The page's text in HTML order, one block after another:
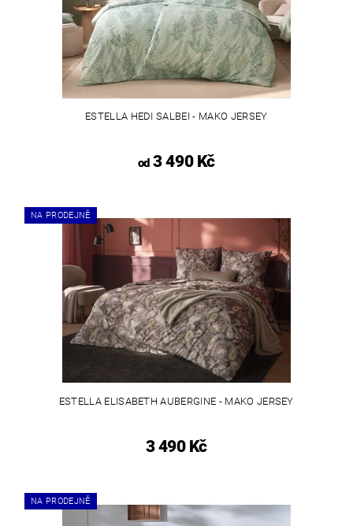
ESTELLA HEDI SALBEI - MAKO JERSEY
od3 490 Kč
NA PRODEJNĚ
ESTELLA ELISABETH AUBERGINE - MAKO JERSEY
3 490 Kč
NA PRODEJNĚ